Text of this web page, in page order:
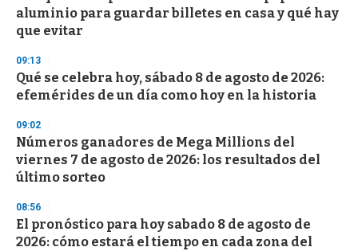
o
f
3
s
e
c
o
d
s
aluminio para guardar billetes en casa y qué hay
que evitar
09:13
Qué se celebra hoy, sábado 8 de agosto de 2026:
efemérides de un día como hoy en la historia
09:02
Números ganadores de Mega Millions del
viernes 7 de agosto de 2026: los resultados del
último sorteo
08:56
El pronóstico para hoy sabado 8 de agosto de
2026: cómo estará el tiempo en cada zona del